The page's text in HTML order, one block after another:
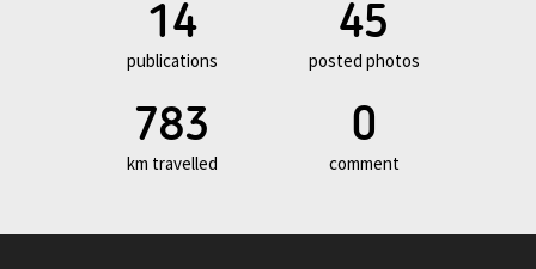
14
publications
45
posted photos
783
km travelled
0
comment